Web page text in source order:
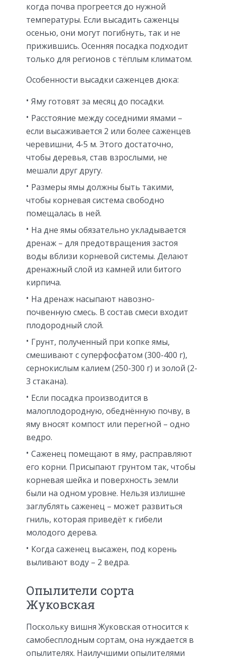
когда почва прогреется до нужной
температуры. Если высадить саженцы
осенью, они могут погибнуть, так и не
прижившись. Осенняя посадка подходит
только для регионов с тёплым климатом.
Особенности высадки саженцев дюка:
Яму готовят за месяц до посадки.
Расстояние между соседними ямами –
если высаживается 2 или более саженцев
черевишни, 4-5 м. Этого достаточно,
чтобы деревья, став взрослыми, не
мешали друг другу.
Размеры ямы должны быть такими,
чтобы корневая система свободно
помещалась в ней.
На дне ямы обязательно укладывается
дренаж – для предотвращения застоя
воды вблизи корневой системы. Делают
дренажный слой из камней или битого
кирпича.
На дренаж насыпают навозно-
почвенную смесь. В состав смеси входит
плодородный слой.
Грунт, полученный при копке ямы,
смешивают с суперфосфатом (300-400 г),
сернокислым калием (250-300 г) и золой (2-
3 стакана).
Если посадка производится в
малоплодородную, обеднённую почву, в
яму вносят компост или перегной – одно
ведро.
Саженец помещают в яму, расправляют
его корни. Присыпают грунтом так, чтобы
корневая шейка и поверхность земли
были на одном уровне. Нельзя излишне
заглублять саженец – может развиться
гниль, которая приведёт к гибели
молодого дерева.
Когда саженец высажен, под корень
выливают воду – 2 ведра.
Опылители сорта
Жуковская
Поскольку вишня Жуковская относится к
самобесплодным сортам, она нуждается в
опылителях. Наилучшими опылителями